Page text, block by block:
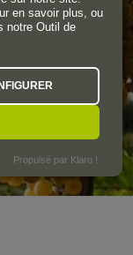
en savoir plus, ou
notre Outil de
Propulsé par Klaro !